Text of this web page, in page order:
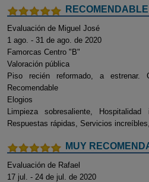
RECOMENDABLE
Evaluación de Miguel José
1 ago. - 31 de ago. de 2020
Famorcas Centro "B"
Valoración pública
Piso recién reformado, a estrenar.
Recomendable
Elogios
Limpieza sobresaliente,
Respuestas rápidas, Servicios
MUY
Evaluación de Rafael
17 jul. - 24 de jul. de 2020